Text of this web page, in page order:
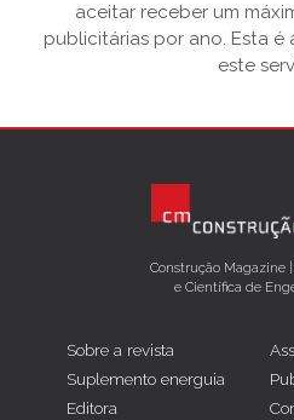
aceitar receber um
publicitárias por ano. Esta é
este
Construção Magazine
e Científica de
Sobre a revista
Suplemento energuia
Editora